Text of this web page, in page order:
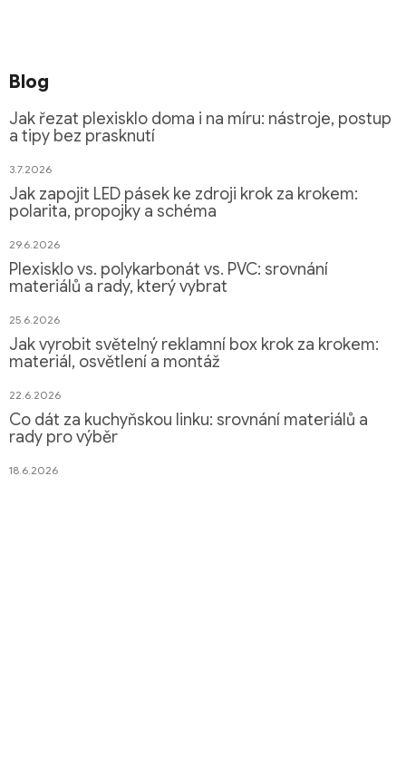
Blog
Jak řezat plexisklo doma i na míru: nástroje, postup
a tipy bez prasknutí
3.7.2026
Jak zapojit LED pásek ke zdroji krok za krokem:
polarita, propojky a schéma
29.6.2026
Plexisklo vs. polykarbonát vs. PVC: srovnání
materiálů a rady, který vybrat
25.6.2026
Jak vyrobit světelný reklamní box krok za krokem:
materiál, osvětlení a montáž
22.6.2026
Co dát za kuchyňskou linku: srovnání materiálů a
rady pro výběr
18.6.2026